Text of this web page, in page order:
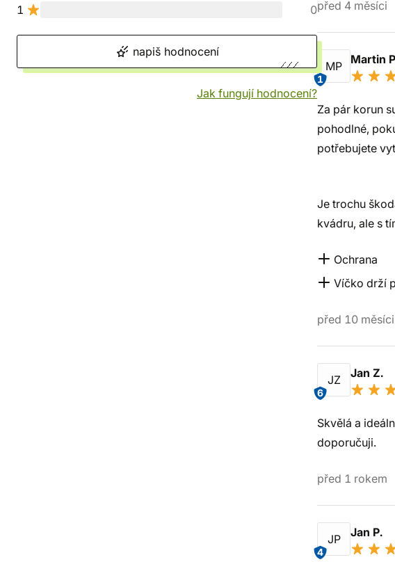
1
0
napiš hodnocení
Jak fungují hodnocení?
před 4 měsíci
MP
1
Martin
Za pár korun
pohodlné,
potřebujete
Je trochu
kvádru, ale s
Ochrana
Víčko drží
před 10 měsíci
JZ
6
Jan Z.
Skvělá a
doporučuji.
před 1 rokem
JP
4
Jan P.